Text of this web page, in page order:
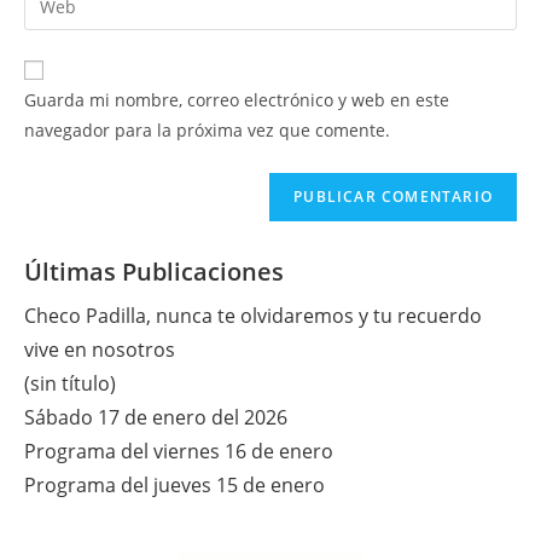
usuario
para
comentar
de
electrónico
para
comentar
la
URL
de
Guarda mi nombre, correo electrónico y web en este
navegador para la próxima vez que comente.
Últimas Publicaciones
Checo Padilla, nunca te olvidaremos y tu recuerdo
vive en nosotros
(sin título)
Sábado 17 de enero del 2026
Programa del viernes 16 de enero
Programa del jueves 15 de enero